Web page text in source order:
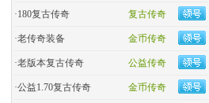
复古传奇
·180复古传奇
金币传奇
·老传奇装备
公益传奇
·老版本复古传奇
金币传奇
·公益1.70复古传奇